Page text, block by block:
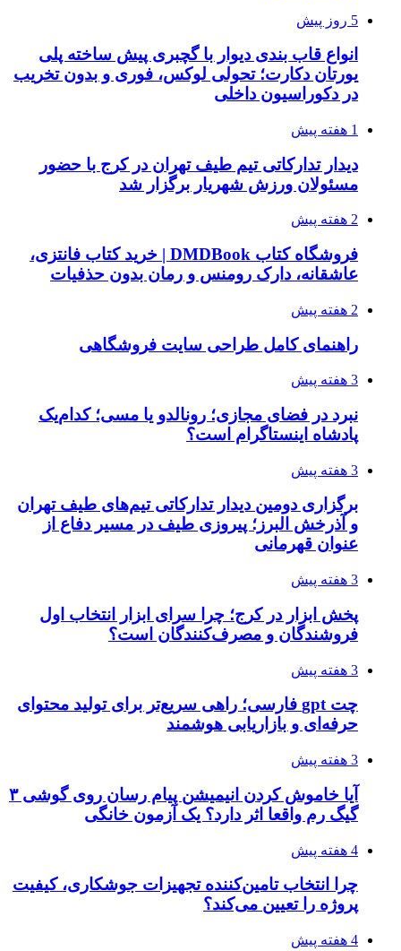
5 روز پیش
انواع قاب بندی دیوار با گچبری پیش ساخته پلی
یورتان دکارت؛ تحولی لوکس، فوری و بدون تخریب
در دکوراسیون داخلی
1 هفته پیش
دیدار تدارکاتی تیم طیف تهران در کرج با حضور
مسئولان ورزش شهریار برگزار شد
2 هفته پیش
فروشگاه کتاب DMDBook | خرید کتاب فانتزی،
عاشقانه، دارک رومنس و رمان بدون حذفیات
2 هفته پیش
راهنمای کامل طراحی سایت فروشگاهی
3 هفته پیش
نبرد در فضای مجازی؛ رونالدو یا مسی؛ کدام‌یک
پادشاه اینستاگرام است؟
3 هفته پیش
برگزاری دومین دیدار تدارکاتی تیم‌های طیف تهران
و آذرخش البرز؛ پیروزی طیف در مسیر دفاع از
عنوان قهرمانی
3 هفته پیش
پخش ابزار در کرج؛ چرا سرای ابزار انتخاب اول
فروشندگان و مصرف‌کنندگان است؟
3 هفته پیش
چت gpt فارسی؛ راهی سریع‌تر برای تولید محتوای
حرفه‌ای و بازاریابی هوشمند
3 هفته پیش
آیا خاموش کردن انیمیشن پیام رسان روی گوشی ۳
گیگ رم واقعا اثر دارد؟ یک آزمون خانگی
4 هفته پیش
چرا انتخاب تامین‌کننده تجهیزات جوشکاری، کیفیت
پروژه را تعیین می‌کند؟
4 هفته پیش